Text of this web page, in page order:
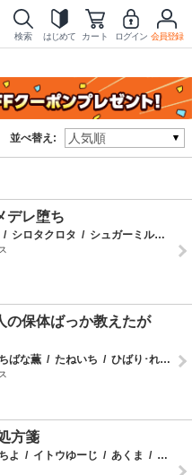
検索 はじめて カート ログイン 会員登録
並べ替え:
デレ堕ち
/ シロタクロタ / シュガーミルク
の保体ばっか教えたが
ばな薫 / たねいち / ひばり･れい
方箋
よ / イトウゆーじ / あくま /